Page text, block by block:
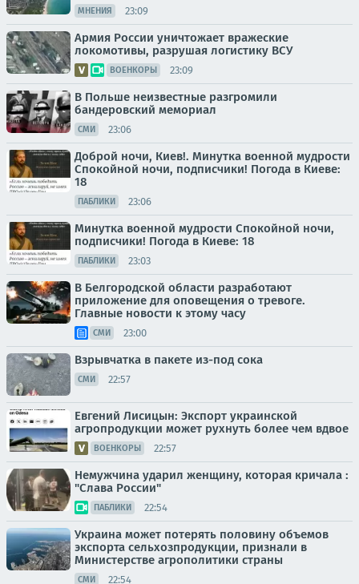
МНЕНИЯ 23:09
Армия России уничтожает вражеские
локомотивы, разрушая логистику ВСУ
ВОЕНКОРЫ 23:09
В Польше неизвестные разгромили
бандеровский мемориал
СМИ 23:06
Доброй ночи, Киев!. Минутка военной мудрости
Спокойной ночи, подписчики! Погода в Киеве:
18
ПАБЛИКИ 23:06
Минутка военной мудрости Спокойной ночи,
подписчики! Погода в Киеве: 18
ПАБЛИКИ 23:03
В Белгородской области разработают
приложение для оповещения о тревоге.
Главные новости к этому часу
СМИ 23:00
Взрывчатка в пакете из-под сока
СМИ 22:57
Евгений Лисицын: Экспорт украинской
агропродукции может рухнуть более чем вдвое
ВОЕНКОРЫ 22:57
Немужчина ударил женщину, которая кричала :
"Слава России"
ПАБЛИКИ 22:54
Украина может потерять половину объемов
экспорта сельхозпродукции, признали в
Министерстве агрополитики страны
СМИ 22:54